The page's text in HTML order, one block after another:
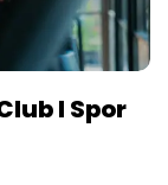
I Spor